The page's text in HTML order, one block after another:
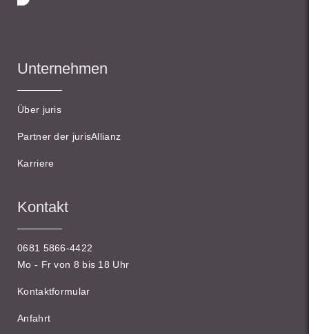
Unternehmen
Über juris
Partner der jurisAllianz
Karriere
Kontakt
0681 5866-4422
Mo - Fr von 8 bis 18 Uhr
Kontaktformular
Anfahrt